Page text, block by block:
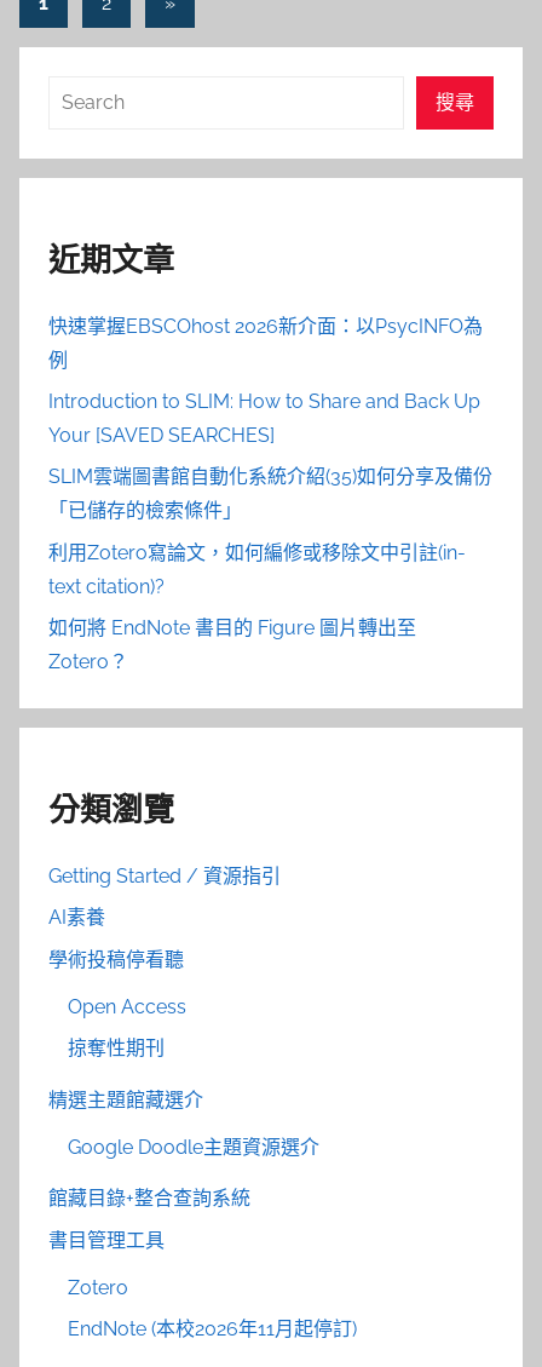
章
搜
搜尋
近期文章
快速掌握EBSCOhost 2026新介面：以PsycINFO為
例
Introduction to SLIM: How to Share and Back Up
Your [SAVED SEARCHES]
SLIM雲端圖書館自動化系統介紹(35)如何分享及備份
「已儲存的檢索條件」
利用Zotero寫論文，如何編修或移除文中引註(in-
text citation)?
如何將 EndNote 書目的 Figure 圖片轉出至
Zotero？
分類瀏覽
Getting Started / 資源指引
AI素養
學術投稿停看聽
Open Access
掠奪性期刊
精選主題館藏選介
Google Doodle主題資源選介
館藏目錄+整合查詢系統
書目管理工具
Zotero
EndNote (本校2026年11月起停訂)